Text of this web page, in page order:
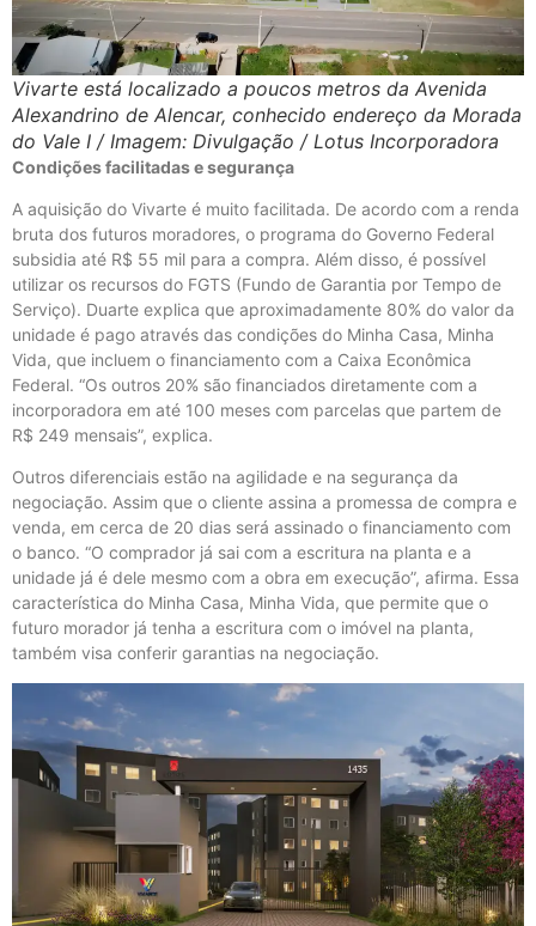
Vivarte está localizado a poucos metros da Avenida
Alexandrino de Alencar, conhecido endereço da Morada
do Vale I / Imagem: Divulgação / Lotus Incorporadora
Condições facilitadas e segurança
A aquisição do Vivarte é muito facilitada. De acordo com a renda
bruta dos futuros moradores, o programa do Governo Federal
subsidia até R$ 55 mil para a compra. Além disso, é possível
utilizar os recursos do FGTS (Fundo de Garantia por Tempo de
Serviço). Duarte explica que aproximadamente 80% do valor da
unidade é pago através das condições do Minha Casa, Minha
Vida, que incluem o financiamento com a Caixa Econômica
Federal. “Os outros 20% são financiados diretamente com a
incorporadora em até 100 meses com parcelas que partem de
R$ 249 mensais”, explica.
Outros diferenciais estão na agilidade e na segurança da
negociação. Assim que o cliente assina a promessa de compra e
venda, em cerca de 20 dias será assinado o financiamento com
o banco. “O comprador já sai com a escritura na planta e a
unidade já é dele mesmo com a obra em execução”, afirma. Essa
característica do Minha Casa, Minha Vida, que permite que o
futuro morador já tenha a escritura com o imóvel na planta,
também visa conferir garantias na negociação.